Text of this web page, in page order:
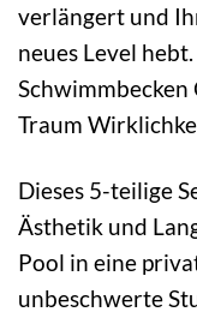
verlängert und
neues Level
Traum
Dieses 5-teilige
Ästhetik und
Pool in eine
unbeschwerte